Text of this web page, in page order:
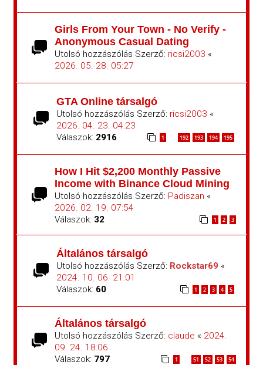
Girls From Your Town - No Verify -
Anonymous Casual Dating
Utolsó hozzászólás Szerző: ricsi2003 «
2026. 05. 28. 05:27
GTA Online társalgó
Utolsó hozzászólás Szerző: ricsi2003 «
2026. 04. 23. 04:23
Válaszok: 2916 1 192 193 194 195
How I Hit $2,200 Monthly Passive
Income with Binance Cloud Mining
Utolsó hozzászólás Szerző: Padiszan «
2026. 02. 19. 07:54
Válaszok: 32 1 2 3
Általános társalgó
Utolsó hozzászólás Szerző: Rockstar69«
2024. 10. 06. 21:01
Válaszok: 60 1 2 3 4 5
Általános társalgó
Utolsó hozzászólás Szerző: claude « 2024.
09. 24. 18:06
Válaszok: 797 1 51 52 53 54